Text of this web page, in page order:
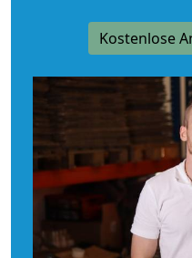
Kostenlose